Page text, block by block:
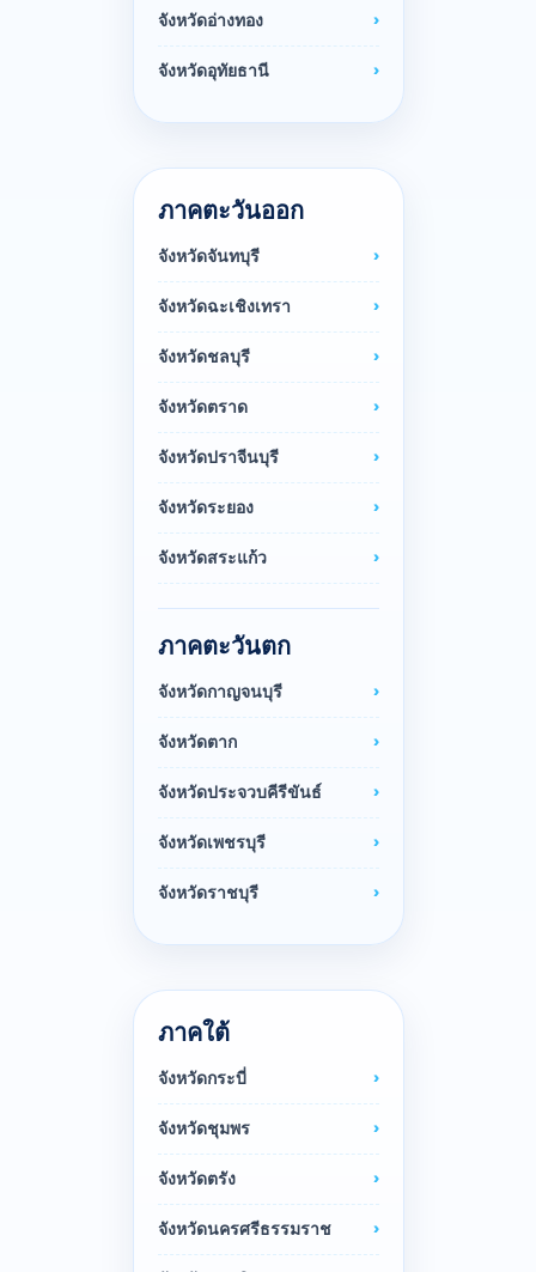
จังหวัดอ่างทอง
จังหวัดอุทัยธานี
ภาคตะวันออก
จังหวัดจันทบุรี
จังหวัดฉะเชิงเทรา
จังหวัดชลบุรี
จังหวัดตราด
จังหวัดปราจีนบุรี
จังหวัดระยอง
จังหวัดสระแก้ว
ภาคตะวันตก
จังหวัดกาญจนบุรี
จังหวัดตาก
จังหวัดประจวบคีรีขันธ์
จังหวัดเพชรบุรี
จังหวัดราชบุรี
ภาคใต้
จังหวัดกระบี่
จังหวัดชุมพร
จังหวัดตรัง
จังหวัดนครศรีธรรมราช